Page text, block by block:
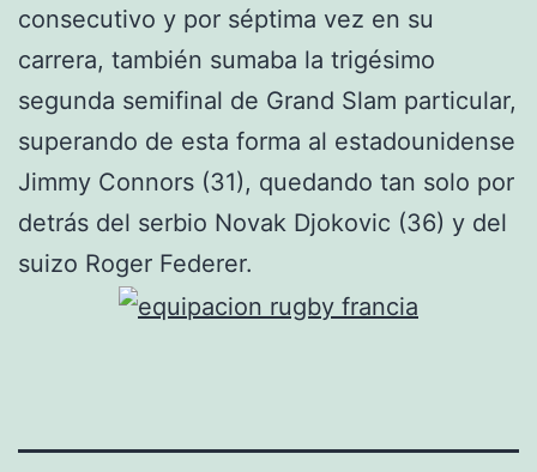
consecutivo y por séptima vez en su
carrera, también sumaba la trigésimo
segunda semifinal de Grand Slam particular,
superando de esta forma al estadounidense
Jimmy Connors (31), quedando tan solo por
detrás del serbio Novak Djokovic (36) y del
suizo Roger Federer.